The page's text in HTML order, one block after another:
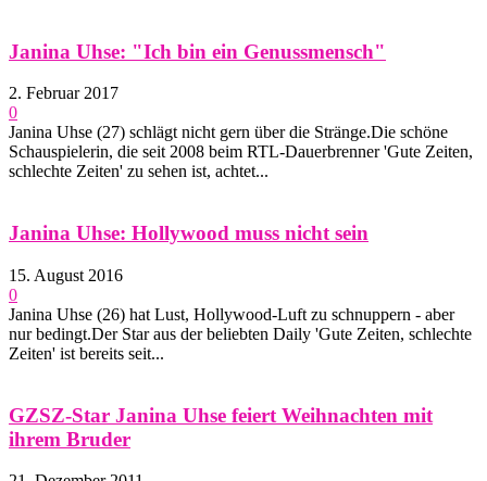
Janina Uhse: "Ich bin ein Genussmensch"
2. Februar 2017
0
Janina Uhse (27) schlägt nicht gern über die Stränge.Die schöne
Schauspielerin, die seit 2008 beim RTL-Dauerbrenner 'Gute Zeiten,
schlechte Zeiten' zu sehen ist, achtet...
Janina Uhse: Hollywood muss nicht sein
15. August 2016
0
Janina Uhse (26) hat Lust, Hollywood-Luft zu schnuppern - aber
nur bedingt.Der Star aus der beliebten Daily 'Gute Zeiten, schlechte
Zeiten' ist bereits seit...
GZSZ-Star Janina Uhse feiert Weihnachten mit
ihrem Bruder